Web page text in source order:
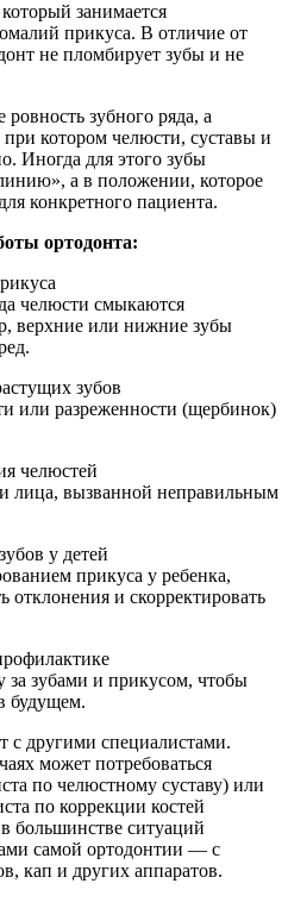
занимается
прикуса. В отличие от
не пломбирует зубы и не
зубного ряда, а
котором челюсти, суставы и
Иногда для этого зубы
а в положении, которое
конкретного пациента.
ортодонта:
челюсти смыкаются
верхние или нижние зубы
зубов
или разреженности (щербинок)
челюстей
лица, вызванной неправильным
у детей
прикуса у ребенка,
отклонения и скорректировать
за зубами и прикусом, чтобы
будущем.
с другими специалистами.
может потребоваться
по челюстному суставу) или
по коррекции костей
большинстве ситуаций
самой ортодонтии — с
кап и других аппаратов.